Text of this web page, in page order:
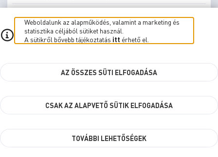
Költségvetési Ellenőrző Szakmai Bizottság
Közbeszerzési Bíráló Bizottság
Kulturális, Oktatási és Civil Bizottság
Kulturális, Oktatási és Civil Bizottság 2024-2029
Szellemi Örökség, Nemzetiségi és Térségi
Kapcsolatok Szakmai Bizottság 2024-2029
Weboldalunk az alapműködés, valamint a marketing és
statisztika céljából sütiket használ.
A sütikről bővebb tájékoztatás itt érhető el.
AZ ÖSSZES SÜTI ELFOGADÁSA
CSAK AZ ALAPVETŐ SÜTIK ELFOGADÁSA
TOVÁBBI LEHETŐSÉGEK